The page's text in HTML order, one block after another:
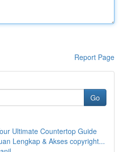
Report Page
Go
Ultimate Countertop Guide
Lengkap & Akses copyright...